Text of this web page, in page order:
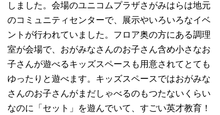
しました。会場のユニコムプラザさがみはらは地元
のコミュニティセンターで、展示やいろいろなイベ
ントが行われていました。フロア奥の方にある調理
室が会場で、おがみなさんのお子さん含め小さなお
子さんが遊べるキッズスペースも用意されてとても
ゆったりと遊べます。キッズスペースではおがみな
さんのお子さんがまだしゃべるのもつたないくらい
なのに「セット」を遊んでいて、すごい英才教育！